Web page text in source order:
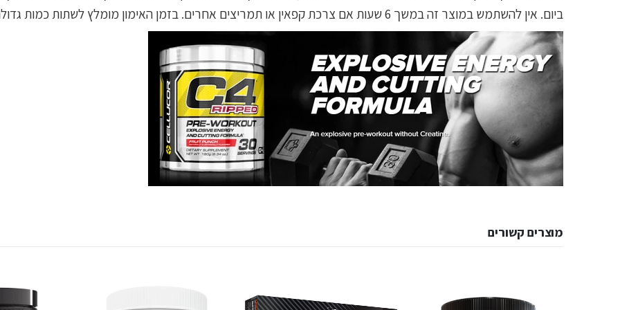
ביום. אין להשתמש במוצר זה במשך 6 שעות אם צרכת קפאין או תמריצים אחרים. בזמן האימון מומלץ לשתות כמות גדולה של מים.
מוצרים קשורים